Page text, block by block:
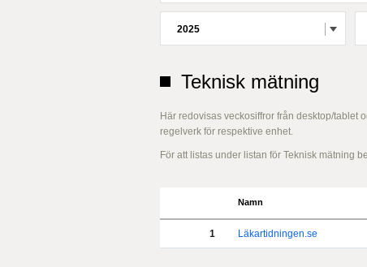
2025
Teknisk mätning
Här redovisas veckosiffror från desktop/tablet
regelverk för respektive enhet.
För att listas under listan för Teknisk mätning
Namn
1 Läkartidningen.se